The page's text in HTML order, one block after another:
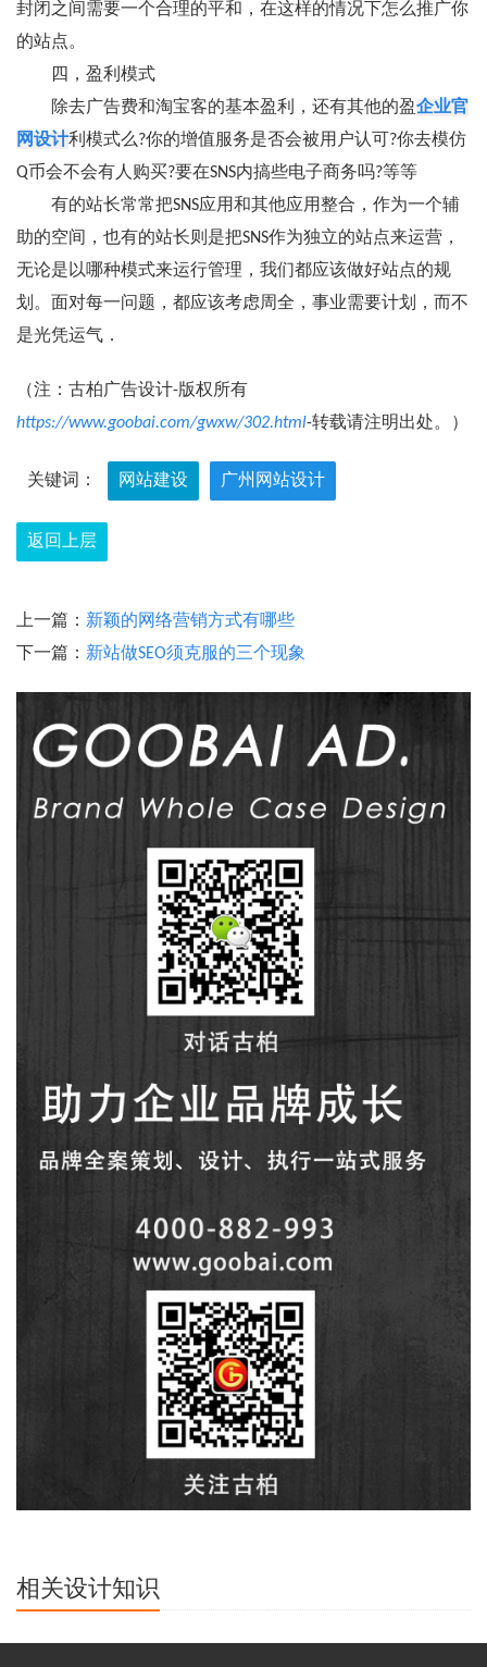
封闭之间需要一个合理的平和，在这样的情况下怎么推广你
的站点。
四，盈利模式
除去广告费和淘宝客的基本盈利，还有其他的盈企业官
网设计利模式么?你的增值服务是否会被用户认可?你去模仿
Q币会不会有人购买?要在SNS内搞些电子商务吗?等等
有的站长常常把SNS应用和其他应用整合，作为一个辅
助的空间，也有的站长则是把SNS作为独立的站点来运营，
无论是以哪种模式来运行管理，我们都应该做好站点的规
划。面对每一问题，都应该考虑周全，事业需要计划，而不
是光凭运气．
（注：古柏广告设计-版权所有
https://www.goobai.com/gwxw/302.html-转载请注明出处。）
关键词： 网站建设 广州网站设计
返回上层
上一篇： 新颖的网络营销方式有哪些
下一篇： 新站做SEO须克服的三个现象
相关设计知识